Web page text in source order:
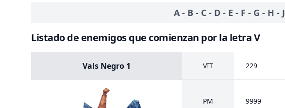
A- B - C - D - E - F - G - H - J
Listado de enemigos que comienzan por la letra V
Vals Negro 1 VIT 229
PM 9999